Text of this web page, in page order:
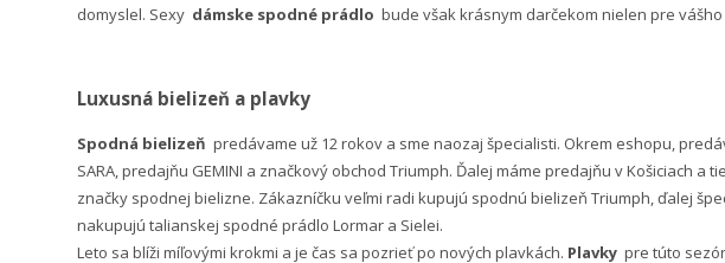
domyslel. Sexy dámske spodné prádlo bude však krásnym darčekom nielen pre
Luxusná bielizeň a plavky
Spodná bielizeň predávame už 12 rokov a sme naozaj špecialisti. Okrem eshopu,
SARA, predajňu GEMINI a značkový obchod Triumph. Ďalej máme predajňu v Košiciach
značky spodnej bielizne. Zákazníčku veľmi radi kupujú spodnú bielizeň Triumph, ďalej
nakupujú talianskej spodné prádlo Lormar a Sielei.
Leto sa blíži míľovými krokmi a je čas sa pozrieť po nových plavkách. Plavky pre túto